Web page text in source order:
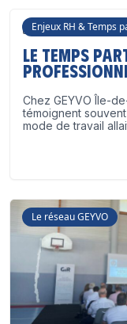
Enjeux RH & Temps
17 juillet 2025
Le temps
Chez GEYVO Île-
témoignent
mode de travail
Le réseau GEYVO